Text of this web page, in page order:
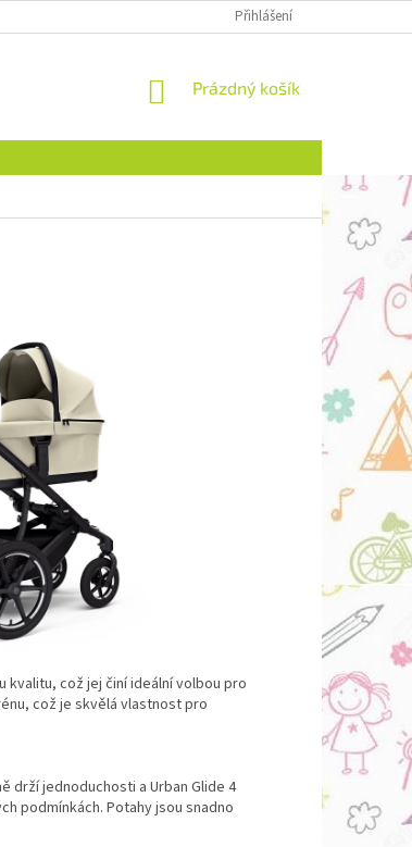
Přihlášení
NÁKUPNÍ
Prázdný košík
kvalitu, což jej činí ideální volbou pro
což je skvělá vlastnost pro
drží jednoduchosti a Urban Glide 4
podmínkách. Potahy jsou snadno